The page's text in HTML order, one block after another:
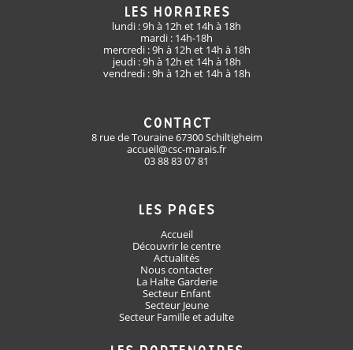
LES HORAIRES
lundi : 9h à 12h et 14h à 18h
mardi : 14h-18h
mercredi : 9h à 12h et 14h à 18h
jeudi : 9h à 12h et 14h à 18h
vendredi : 9h à 12h et 14h à 18h
CONTACT
8 rue de Touraine 67300 Schiltigheim
accueil@csc-marais.fr
03 88 83 07 81
LES PAGES
Accueil
Découvrir le centre
Actualités
Nous contacter
La Halte Garderie
Secteur Enfant
Secteur Jeune
Secteur Famille et adulte